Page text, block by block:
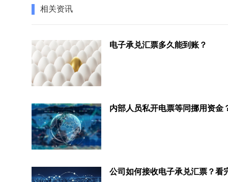
相关资讯
电子承兑汇票多久能到账？
内部人员私开电票等同挪用资金